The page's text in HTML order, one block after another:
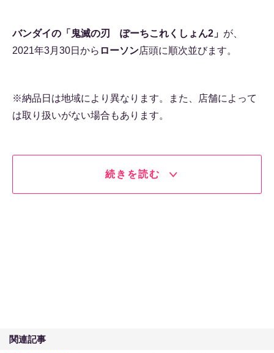
バンダイの「鬼滅の刃 ぽーちこれくしょん2」 が、
2021年3月30日から ローソン店頭に順次並びます。
※納品日は地域により異なります。また、店舗によって
は取り扱いがない場合もあります。
続きを読む
関連記事